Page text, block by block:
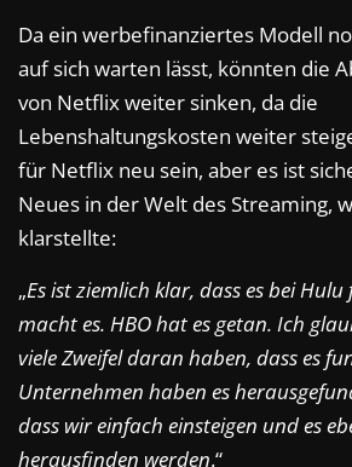
Da ein werbefinanziertes Modell
auf sich warten lässt, könnten die
von Netflix weiter sinken, da die
Lebenshaltungskosten weiter
für Netflix neu sein, aber es ist
Neues in der Welt des Streaming,
klarstellte:
„Es ist ziemlich klar, dass es bei
macht es. HBO hat es getan. Ich
viele Zweifel daran haben, dass es
Unternehmen haben es
dass wir einfach einsteigen und es
herausfinden werden.“